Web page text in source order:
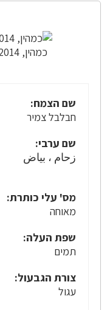
כמהין, 3-2014. צילום: © איתן שפירא
שם הצמח:
חבלבל צמיר
שם ערבי:
زحام ، بياض
מס' עלי כותרת:
מאוחה
שפת העלה:
תמים
צורת הגבעול:
עגול